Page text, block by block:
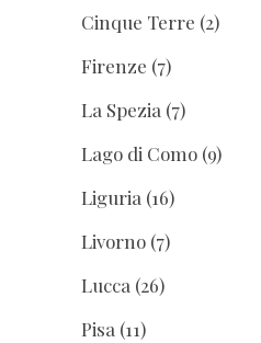
Cinque Terre (2)
Firenze (7)
La Spezia (7)
Lago di Como (9)
Liguria (16)
Livorno (7)
Lucca (26)
Pisa (11)